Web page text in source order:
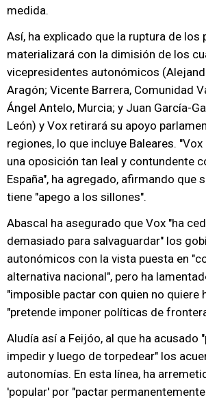
medida.
Así, ha explicado que la ruptura de los
materializará con la dimisión de los
vicepresidentes autonómicos
Aragón; Vicente Barrera, Comunidad
Ángel Antelo, Murcia; y Juan García-
León) y Vox retirará su apoyo
regiones, lo que incluye Baleares.
una oposición tan leal y contundente
España", ha agregado, afirmando que
tiene "apego a los sillones".
Abascal ha asegurado que Vox "ha
demasiado para salvaguardar" los
autonómicos con la vista puesta en
alternativa nacional", pero ha
"imposible pactar con quien no quiere
"pretende imponer políticas de
Aludía así a Feijóo, al que ha acusado
impedir y luego de torpedear" los
autonomías. En esta línea, ha
'popular' por "pactar